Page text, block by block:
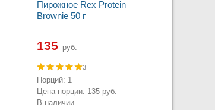
Пирожное Rex Protein
Brownie 50 г
135 руб.
3
Порций: 1
Цена порции: 135 руб.
В наличии